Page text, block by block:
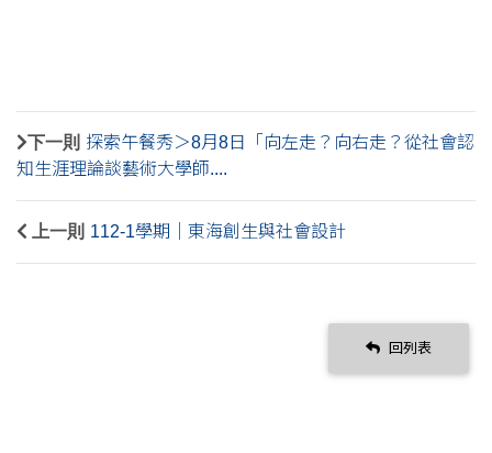
下一則 探索午餐秀＞8月8日「向左走？向右走？從社會認
知生涯理論談藝術大學師....
上一則 112-1學期｜東海創生與社會設計
回列表